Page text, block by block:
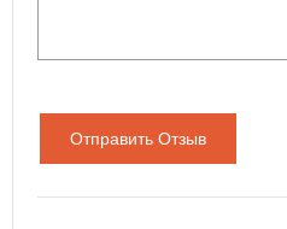
Отправить Отзыв